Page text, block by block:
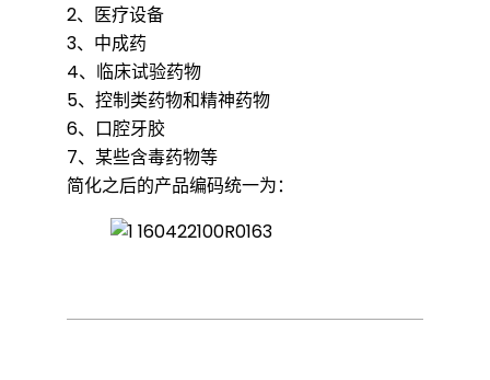
2、医疗设备
3、中成药
4、临床试验药物
5、控制类药物和精神药物
6、口腔牙胶
7、某些含毒药物等
简化之后的产品编码统一为：